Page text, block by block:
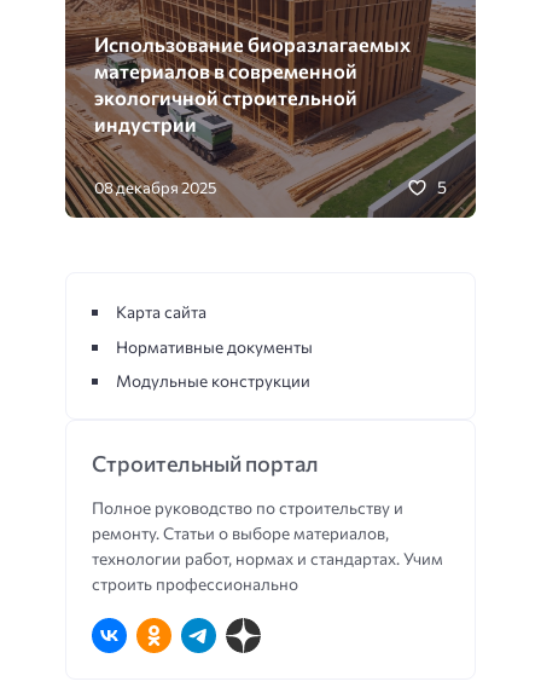
Использование биоразлагаемых
материалов в современной
экологичной строительной
индустрии
08 декабря 2025 5
Строительный портал
Полное руководство по строительству и
ремонту. Статьи о выборе материалов,
технологии работ, нормах и стандартах. Учим
строить профессионально
Карта сайта
Нормативные документы
Модульные конструкции